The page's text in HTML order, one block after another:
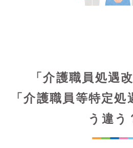
「介護職員処遇
「介護職員等特定
う違う